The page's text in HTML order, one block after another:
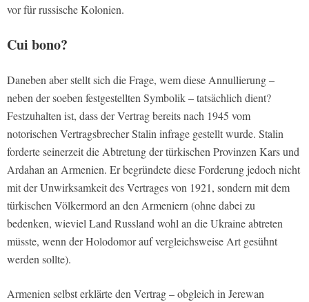
vor für russische Kolonien.
Cui bono?
Daneben aber stellt sich die Frage, wem diese Annullierung –
neben der soeben festgestellten Symbolik – tatsächlich dient?
Festzuhalten ist, dass der Vertrag bereits nach 1945 vom
notorischen Vertragsbrecher Stalin infrage gestellt wurde. Stalin
forderte seinerzeit die Abtretung der türkischen Provinzen Kars und
Ardahan an Armenien. Er begründete diese Forderung jedoch nicht
mit der Unwirksamkeit des Vertrages von 1921, sondern mit dem
türkischen Völkermord an den Armeniern (ohne dabei zu
bedenken, wieviel Land Russland wohl an die Ukraine abtreten
müsste, wenn der Holodomor auf vergleichsweise Art gesühnt
werden sollte).
Armenien selbst erklärte den Vertrag – obgleich in Jerewan